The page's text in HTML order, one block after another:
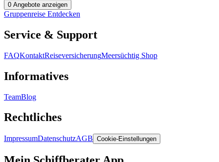
0 Angebote anzeigen
Gruppenreise Entdecken
Service & Support
FAQKontaktReiseversicherungMeersüchtig Shop
Informatives
TeamBlog
Rechtliches
ImpressumDatenschutzAGB Cookie-Einstellungen